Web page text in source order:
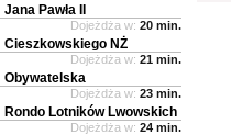
Jana Pawła II
Dojeżdża w: 20 min.
Cieszkowskiego NŻ
Dojeżdża w: 21 min.
Obywatelska
Dojeżdża w: 23 min.
Rondo Lotników Lwowskich
Dojeżdża w: 24 min.